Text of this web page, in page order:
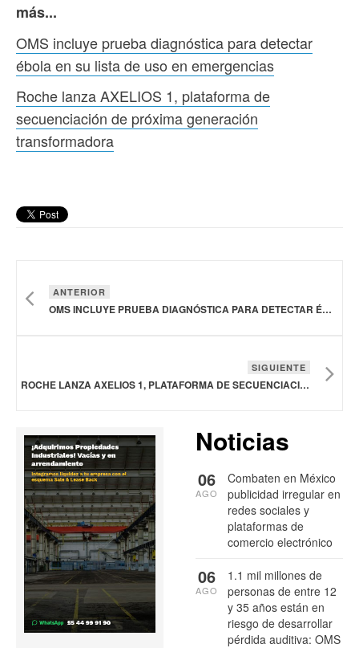
más...
OMS incluye prueba diagnóstica para detectar
ébola en su lista de uso en emergencias
Roche lanza AXELIOS 1, plataforma de
secuenciación de próxima generación
transformadora
ANTERIOR
OMS INCLUYE PRUEBA DIAGNÓSTICA PARA DETECTAR ÉBOLA EN SU LISTA DE USO EN EMERGENCIAS
SIGUIENTE
ROCHE LANZA AXELIOS 1, PLATAFORMA DE SECUENCIACIÓN DE PRÓXIMA GENERACIÓN TRANSFORMADORA
Noticias
Combaten en México
publicidad irregular en
redes sociales y
plataformas de
comercio electrónico
06
AGO
1.1 mil millones de
personas de entre 12
y 35 años están en
riesgo de desarrollar
pérdida auditiva: OMS
06
AGO